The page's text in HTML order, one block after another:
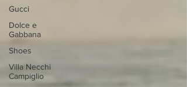
Gucci
Dolce e
Gabbana
Shoes
Villa Necchi
Campiglio